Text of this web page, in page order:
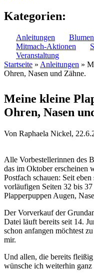
Kategorien:
Anleitungen
Mitmach-Aktionen
Veranstaltung
Sie sind hier
Startseite » Anleitungen »
Ohren, Nasen und Zähne.
Meine kleine
Ohren, Nasen
Von Raphaela Nickel,
Alle Vorbestellerinnen des
das im Oktober erscheinen
Postfach schauen: Seit
vorläufigen Seiten 32 bis
Plapperpuppen Augen,
Der Vorverkauf der
Datei läuft bereits seit 14.
schon anfangen möchtest
mir.
Und allen, die bereits
wünsche ich weiterhin